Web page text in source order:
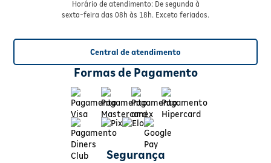
Horário de atendimento: De segunda à
sexta-feira das 08h às 18h. Exceto feriados.
Central de atendimento
Formas de Pagamento
Segurança